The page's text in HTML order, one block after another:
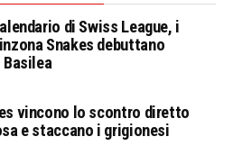
di Swiss League, i
Snakes debuttano
vincono lo scontro diretto
e staccano i grigionesi